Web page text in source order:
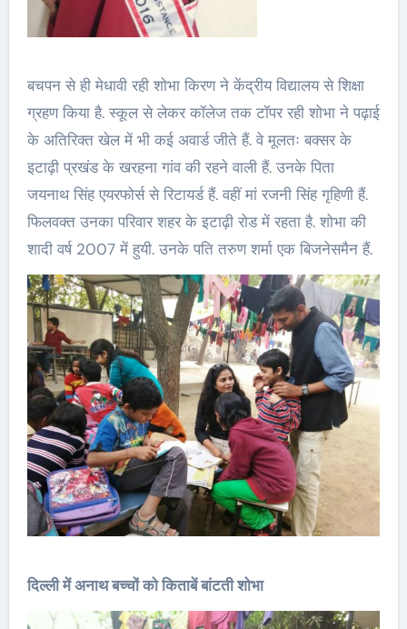
बचपन से ही मेधावी रही शोभा किरण ने केंद्रीय विद्यालय से शिक्षा
ग्रहण किया है. स्कूल से लेकर कॉलेज तक टॉपर रही शोभा ने पढ़ाई
के अतिरिक्त खेल में भी कई अवार्ड जीते हैं. वे मूलतः बक्सर के
इटाढ़ी प्रखंड के खरहना गांव की रहने वाली हैं. उनके पिता
जयनाथ सिंह एयरफोर्स से रिटायर्ड हैं. वहीं मां रजनी सिंह गृहिणी हैं.
फिलवक्त उनका परिवार शहर के इटाढ़ी रोड में रहता है. शोभा की
शादी वर्ष 2007 में हुयी. उनके पति तरुण शर्मा एक बिजनेसमैन हैं.
दिल्ली में अनाथ बच्चों को किताबें बांटती शोभा